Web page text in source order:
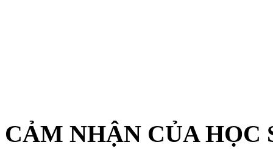
CẢM NHẬN CỦA HỌC